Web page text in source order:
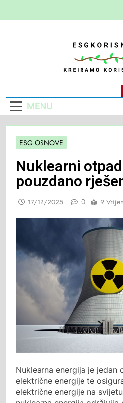
ESG
Kreiramo
MENU
ESG OSNOVE
Nuklearni
pouzdano
17/12/2025 0 9
Nuklearna energija je jedan
električne energije te
električne energije na